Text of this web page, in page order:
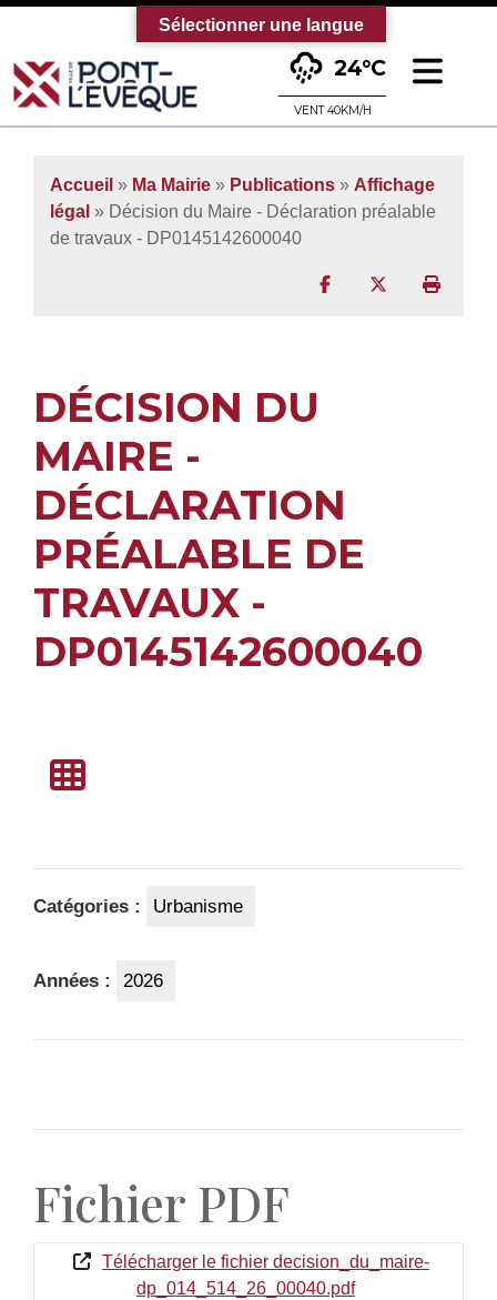
Bienvenue sur le site officiel de la
24°C
VENT 40KM/H
Accueil » Ma Mairie » Publications » Affichage
légal » Décision du Maire - Déclaration préalable
de travaux - DP0145142600040
Partager surPartager sur
DÉCISION DU
MAIRE -
DÉCLARATION
PRÉALABLE DE
TRAVAUX -
DP0145142600040
Catégories : Urbanisme
Années : 2026
Fichier PDF
Télécharger le fichier decision_du_maire-
dp_014_514_26_00040.pdf
Sélectionner une langue